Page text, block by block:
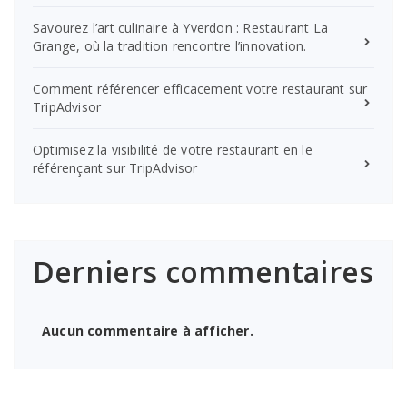
Savourez l’art culinaire à Yverdon : Restaurant La
Grange, où la tradition rencontre l’innovation.
Comment référencer efficacement votre restaurant sur
TripAdvisor
Optimisez la visibilité de votre restaurant en le
référençant sur TripAdvisor
Derniers commentaires
Aucun commentaire à afficher.